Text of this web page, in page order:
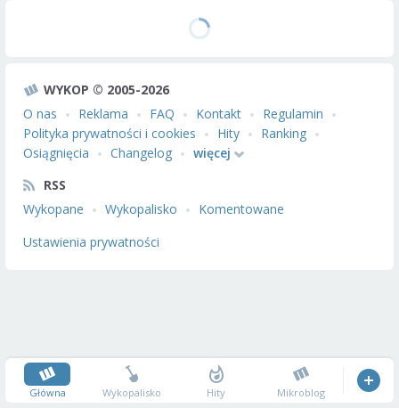
WYKOP © 2005-2026
O nas
Reklama FAQ Kontakt
Regulamin
Polityka prywatności i cookies
Hity
Ranking
Osiągnięcia
Changelog
więcej
RSS
Wykopane
Wykopalisko
Komentowane
Ustawienia prywatności
Główna Wykopalisko Hity Mikroblog